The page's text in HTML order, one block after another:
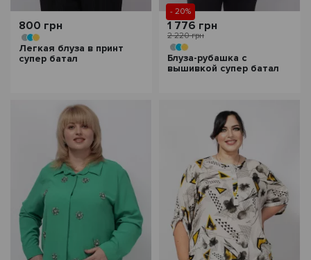
800 грн
Легкая блуза в принт
супер батал
- 20%
1 776 грн
2 220 грн
Блуза-рубашка с
вышивкой супер батал